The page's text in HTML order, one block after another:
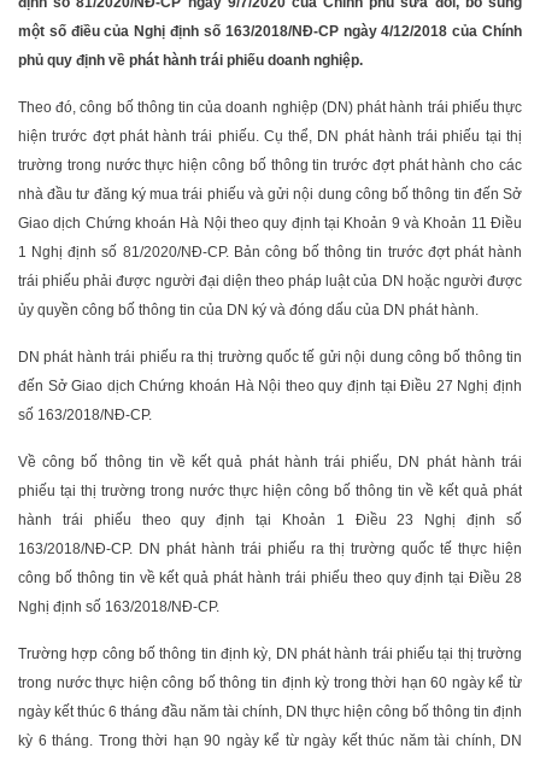
một số điều của Nghị định số 163/2018/NĐ-CP ngày 4/12/2018 của Chính
phủ quy định về phát hành trái phiếu doanh nghiệp.
Theo đó, công bố thông tin của doanh nghiệp (DN) phát hành trái phiếu thực
hiện trước đợt phát hành trái phiếu. Cụ thể, DN phát hành trái phiếu tại thị
trường trong nước thực hiện công bố thông tin trước đợt phát hành cho các
nhà đầu tư đăng ký mua trái phiếu và gửi nội dung công bố thông tin đến Sở
Giao dịch Chứng khoán Hà Nội theo quy định tại Khoản 9 và Khoản 11 Điều
1 Nghị định số 81/2020/NĐ-CP. Bản công bố thông tin trước đợt phát hành
trái phiếu phải được người đại diện theo pháp luật của DN hoặc người được
ủy quyền công bố thông tin của DN ký và đóng dấu của DN phát hành.
DN phát hành trái phiếu ra thị trường quốc tế gửi nội dung công bố thông tin
đến Sở Giao dịch Chứng khoán Hà Nội theo quy định tại Điều 27 Nghị định
số 163/2018/NĐ-CP.
Về công bố thông tin về kết quả phát hành trái phiếu, DN phát hành trái
phiếu tại thị trường trong nước thực hiện công bố thông tin về kết quả phát
hành trái phiếu theo quy định tại Khoản 1 Điều 23 Nghị định số
163/2018/NĐ-CP. DN phát hành trái phiếu ra thị trường quốc tế thực hiện
công bố thông tin về kết quả phát hành trái phiếu theo quy định tại Điều 28
Nghị định số 163/2018/NĐ-CP.
Trường hợp công bố thông tin định kỳ, DN phát hành trái phiếu tại thị trường
trong nước thực hiện công bố thông tin định kỳ trong thời hạn 60 ngày kể từ
ngày kết thúc 6 tháng đầu năm tài chính, DN thực hiện công bố thông tin định
kỳ 6 tháng. Trong thời hạn 90 ngày kể từ ngày kết thúc năm tài chính, DN